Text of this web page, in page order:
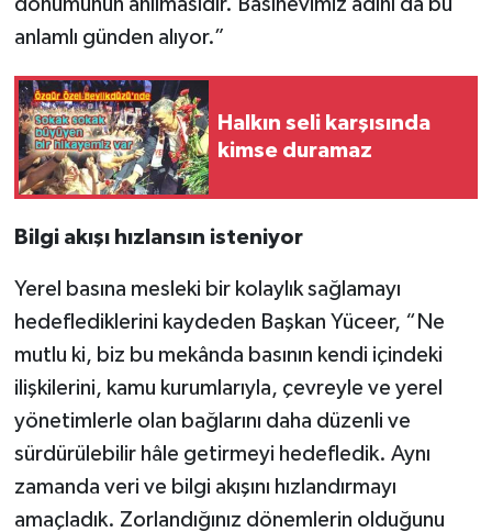
anlamlı günden alıyor.”
Halkın seli karşısında
kimse duramaz
Bilgi akışı hızlansın isteniyor
Yerel basına mesleki bir kolaylık sağlamayı
hedeflediklerini kaydeden Başkan Yüceer, “Ne
mutlu ki, biz bu mekânda basının kendi içindeki
ilişkilerini, kamu kurumlarıyla, çevreyle ve yerel
yönetimlerle olan bağlarını daha düzenli ve
sürdürülebilir hâle getirmeyi hedefledik. Aynı
zamanda veri ve bilgi akışını hızlandırmayı
amaçladık. Zorlandığınız dönemlerin olduğunu